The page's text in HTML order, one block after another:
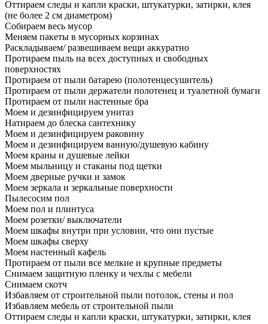
Оттираем следы и капли краски, штукатурки, затирки, клея
(не более 2 см диаметром)
Собираем весь мусор
Меняем пакеты в мусорных корзинах
Раскладываем/ развешиваем вещи аккуратно
Протираем пыль на всех доступных и свободных
поверхностях
Протираем от пыли батарею (полотенцесушитель)
Протираем от пыли держатели полотенец и туалетной бумаги
Протираем от пыли настенные бра
Моем и дезинфицируем унитаз
Натираем до блеска сантехнику
Моем и дезинфицируем раковину
Моем и дезинфицируем ванную/душевую кабину
Моем краны и душевые лейки
Моем мыльницу и стаканы под щетки
Моем дверные ручки и замок
Моем зеркала и зеркальные поверхности
Пылесосим пол
Моем пол и плинтуса
Моем розетки/ выключатели
Моем шкафы внутри при условии, что они пустые
Моем шкафы сверху
Моем настенный кафель
Протираем от пыли все мелкие и крупные предметы
Снимаем защитную пленку и чехлы с мебели
Снимаем скотч
Избавляем от строительной пыли потолок, стены и пол
Избавляем мебель от строительной пыли
Оттираем следы и капли краски, штукатурки, затирки, клея